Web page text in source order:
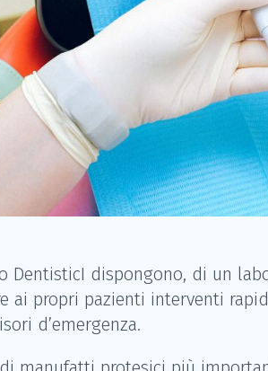
DentisticI dispongono, di un
ai propri pazienti interventi
d’emergenza.